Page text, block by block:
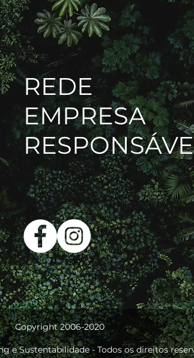
REDE
EMPRESA
Copyright 2006-2020
e Sustentabilidade - Todos os direitos